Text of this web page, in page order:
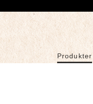
Produkter